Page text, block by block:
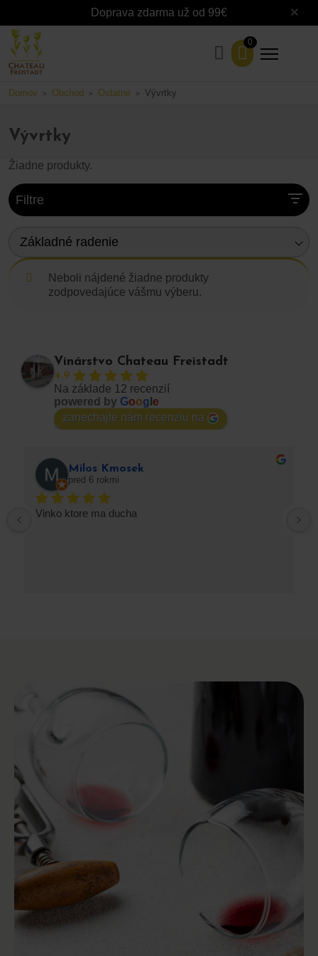
Doprava zdarma už od 99€
0
Domov > Obchod > Ostatné > Vývrtky
Vývrtky
Žiadne produkty.
Filtre
Základné radenie
Neboli nájdené žiadne produkty
zodpovedajúce vášmu výberu.
Vinárstvo Chateau Freistadt
4.9
Na základe 12 recenzií
powered by Goog e
zanechajte nám recenziu na
Milos Kmosek
pred 6 rokmi
Vinko ktore ma ducha